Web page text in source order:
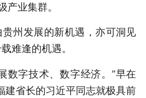
产业集群。
州发展的新机遇，亦可洞见
难逢的机遇。
数字技术、数字经济。”早在
建省长的习近平同志就极具前